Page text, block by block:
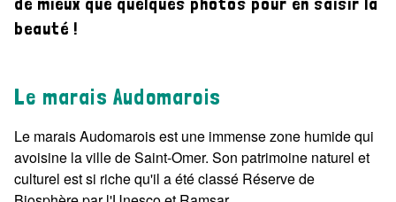
Le Parc naturel régional en photos
beauté !
Le marais Audomarois
Le marais Audomarois est une immense zone humide qui
avoisine la ville de Saint-Omer. Son patrimoine naturel et
culturel est si riche qu'il a été classé Réserve de